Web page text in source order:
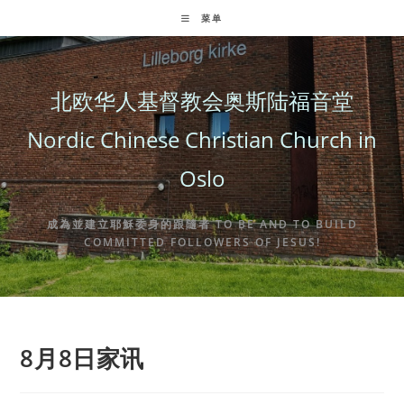
to
content
菜单
北欧华人基督教会奥斯陆福音堂
Nordic Chinese Christian Church in
Oslo
成為並建立耶穌委身的跟隨者 TO BE AND TO BUILD
COMMITTED FOLLOWERS OF JESUS!
8月8日家讯